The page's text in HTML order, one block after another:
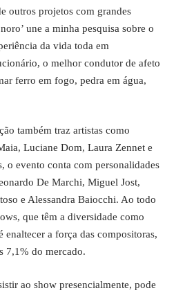
outros projetos com grandes
une a minha pesquisa sobre o
da vida toda em
o melhor condutor de afeto
ferro em fogo, pedra em água,
também traz artistas como
Luciane Dom, Laura Zennet e
o evento conta com personalidades
De Marchi, Miguel Jost,
e Alessandra Baiocchi. Ao todo
que têm a diversidade como
a força das compositoras,
7,1% do mercado.
ao show presencialmente, pode